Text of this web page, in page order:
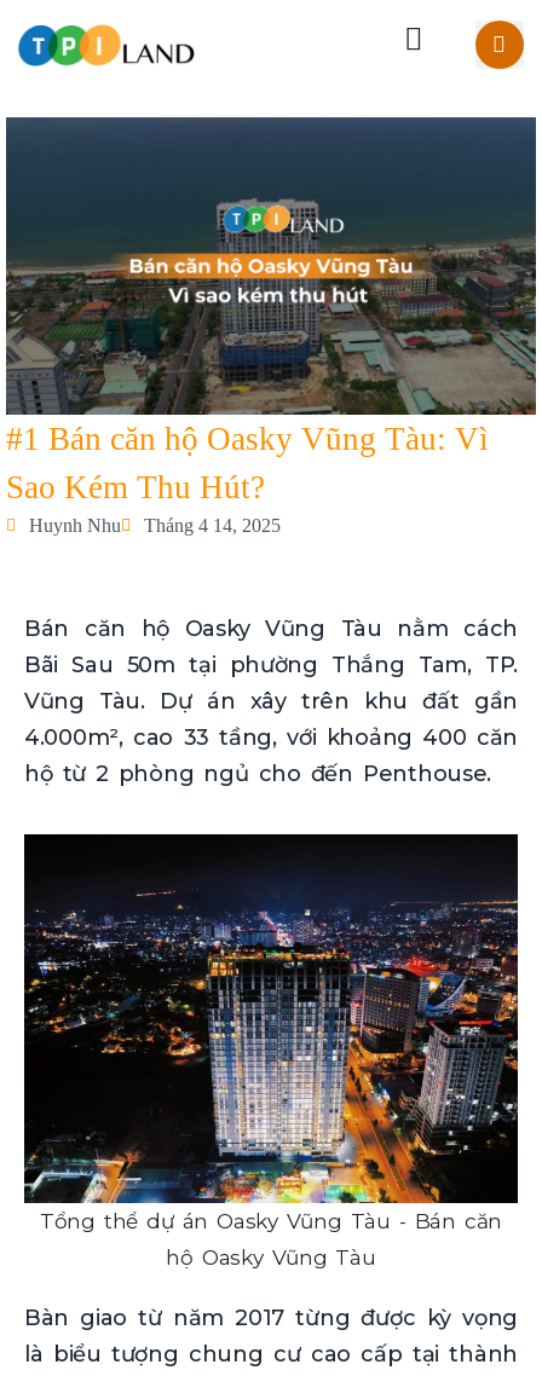
#1 Bán căn hộ Oasky Vũng Tàu: Vì
Sao Kém Thu Hút?
Huynh Nhu Tháng 4 14, 2025
Bán căn hộ Oasky Vũng Tàu nằm cách
Bãi Sau 50m tại phường Thắng Tam, TP.
Vũng Tàu. Dự án xây trên khu đất gần
4.000m², cao 33 tầng, với khoảng 400 căn
hộ từ 2 phòng ngủ cho đến Penthouse.
Tổng thể dự án Oasky Vũng Tàu - Bán căn
hộ Oasky Vũng Tàu
Bàn giao từ năm 2017 từng được kỳ vọng
là biểu tượng chung cư cao cấp tại thành